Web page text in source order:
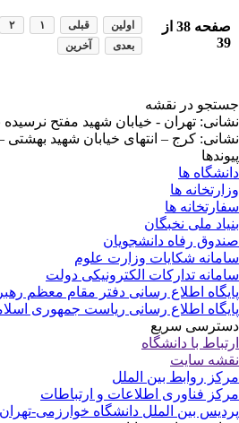
صفحه38از
39
اولین قبلی
بعدی
آخرین
در نقشه
تهران - خیابان شهید مفتح نرسیده به
کرج – انتهای خیابان شهید بهشتی –
ها
ها
ها
ملی نخبگان
رفاه دانشجویان
شکایات وزارت علوم
تدارکات الکترونیکی دولت
اطلاع رسانی دفتر مقام معظم
اطلاع رسانی ریاست جمهوری
سریع
با دانشگاه
سایت
روابط بین الملل
فناوری اطلاعات و ارتباطات
بین الملل دانشگاه خوارزمی-تهران